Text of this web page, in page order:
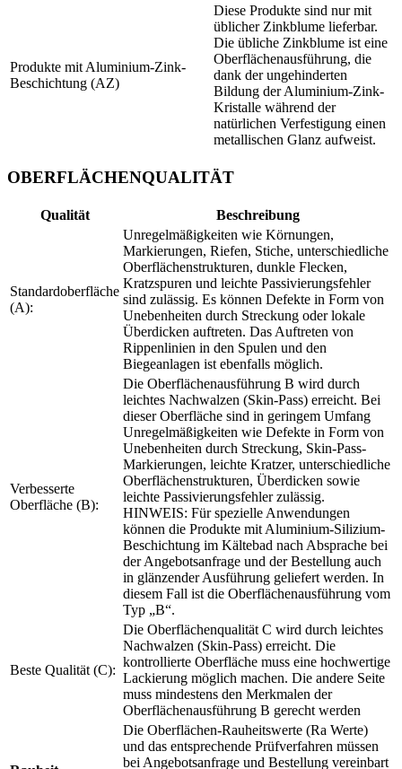
Produkte mit Aluminium-Zink-
Beschichtung (AZ)
Diese Produkte sind nur mit
üblicher Zinkblume lieferbar.
Die übliche Zinkblume ist eine
Oberflächenausführung, die
dank der ungehinderten
Bildung der Aluminium-Zink-
Kristalle während der
natürlichen Verfestigung einen
metallischen Glanz aufweist.
OBERFLÄCHENQUALITÄT
Qualität Beschreibung
Standardoberfläche
(A):
Unregelmäßigkeiten wie Körnungen,
Markierungen, Riefen, Stiche, unterschiedliche
Oberflächenstrukturen, dunkle Flecken,
Kratzspuren und leichte Passivierungsfehler
sind zulässig. Es können Defekte in Form von
Unebenheiten durch Streckung oder lokale
Überdicken auftreten. Das Auftreten von
Rippenlinien in den Spulen und den
Biegeanlagen ist ebenfalls möglich.
Verbesserte
Oberfläche (B):
Die Oberflächenausführung B wird durch
leichtes Nachwalzen (Skin-Pass) erreicht. Bei
dieser Oberfläche sind in geringem Umfang
Unregelmäßigkeiten wie Defekte in Form von
Unebenheiten durch Streckung, Skin-Pass-
Markierungen, leichte Kratzer, unterschiedliche
Oberflächenstrukturen, Überdicken sowie
leichte Passivierungsfehler zulässig.
HINWEIS: Für spezielle Anwendungen
können die Produkte mit Aluminium-Silizium-
Beschichtung im Kältebad nach Absprache bei
der Angebotsanfrage und der Bestellung auch
in glänzender Ausführung geliefert werden. In
diesem Fall ist die Oberflächenausführung vom
Typ „B“.
Beste Qualität (C):
Die Oberflächenqualität C wird durch leichtes
Nachwalzen (Skin-Pass) erreicht. Die
kontrollierte Oberfläche muss eine hochwertige
Lackierung möglich machen. Die andere Seite
muss mindestens den Merkmalen der
Oberflächenausführung B gerecht werden
Die Oberflächen-Rauheitswerte (Ra Werte)
und das entsprechende Prüfverfahren müssen
bei Angebotsanfrage und Bestellung vereinbart